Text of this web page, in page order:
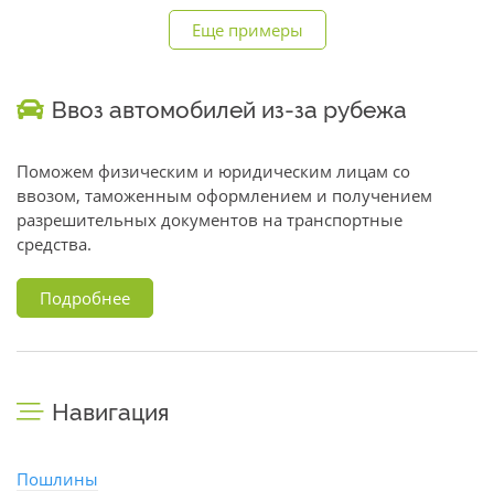
Еще примеры
Ввоз автомобилей из-за рубежа
Поможем физическим и юридическим лицам со
ввозом, таможенным оформлением и получением
разрешительных документов на транспортные
средства.
Подробнее
Навигация
Пошлины